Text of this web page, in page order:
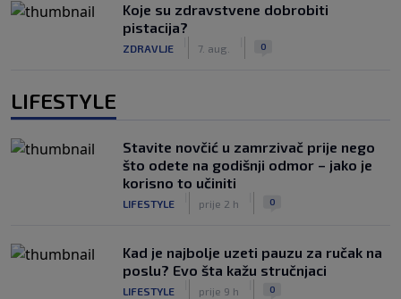
Koje su zdravstvene dobrobiti
pistacija?
ZDRAVLJE 7. aug. 0
LIFESTYLE
Stavite novčić u zamrzivač prije nego
što odete na godišnji odmor – jako je
korisno to učiniti
LIFESTYLE prije 2 h 0
Kad je najbolje uzeti pauzu za ručak na
poslu? Evo šta kažu stručnjaci
LIFESTYLE prije 9 h 0